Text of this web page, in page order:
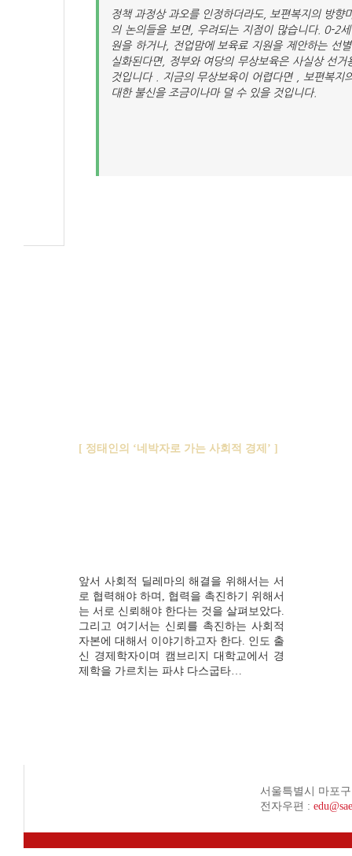
정책 과정상 과오를 인정하더라도, 보편복지의 방향
의 논의들을 보면, 우려되는 지점이 많습니다. 0-2
원을 하거나, 전업맘에 보육료 지원을 제안하는 선
실화된다면, 정부와 여당의 무상보육은 사실상 선거
것입니다 . 지금의 무상보육이 어렵다면 , 보편복지
대한 불신을 조금이나마 덜 수 있을 것입니다.
[ 정태인의 ‘네박자로 가는 사회적 경제’ ]
앞서 사회적 딜레마의 해결을 위해서는 서
로 협력해야 하며, 협력을 촉진하기 위해서
는 서로 신뢰해야 한다는 것을 살펴보았다.
그리고 여기서는 신뢰를 촉진하는 사회적
자본에 대해서 이야기하고자 한다. 인도 출
신 경제학자이며 캠브리지 대학교에서 경
제학을 가르치는 파샤 다스굽타…
서울특별시 마포
전자우편 :